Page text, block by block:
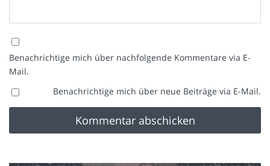
Benachrichtige mich über nachfolgende Kommentare via E-
Mail.
Benachrichtige mich über neue Beiträge via E-Mail.